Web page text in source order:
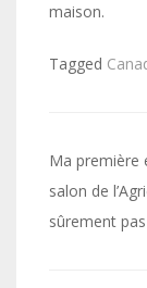
maison.
Tagged
de
Ma première
salon de
sûrement